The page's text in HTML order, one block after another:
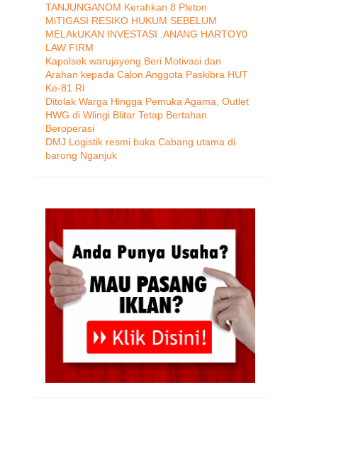
TANJUNGANOM Kerahkan 8 Pleton
MiTIGASI RESIKO HUKUM SEBELUM
MELAkUKAN INVESTASI .ANANG HARTOY0
LAW FIRM
Kapolsek warujayeng Beri Motivasi dan
Arahan kepada Calon Anggota Paskibra HUT
Ke-81 RI
Ditolak Warga Hingga Pemuka Agama, Outlet
HWG di Wlingi Blitar Tetap Bertahan
Beroperasi
DMJ Logistik resmi buka Cabang utama di
barong Nganjuk